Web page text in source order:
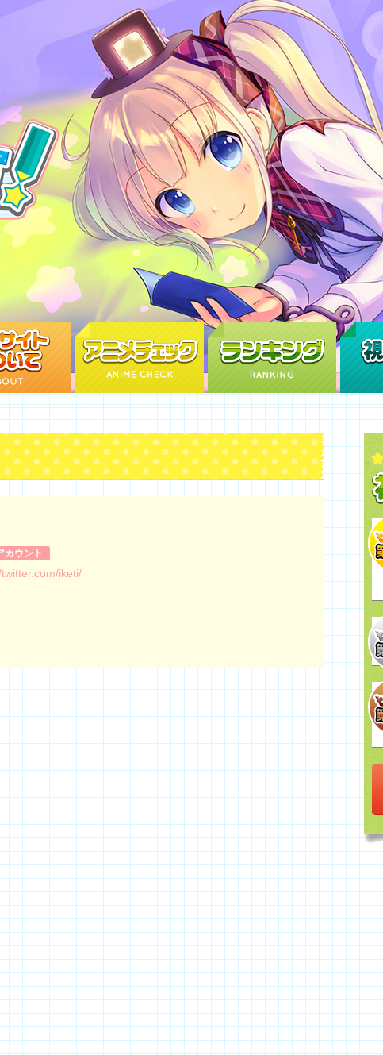
カウント
iketi/